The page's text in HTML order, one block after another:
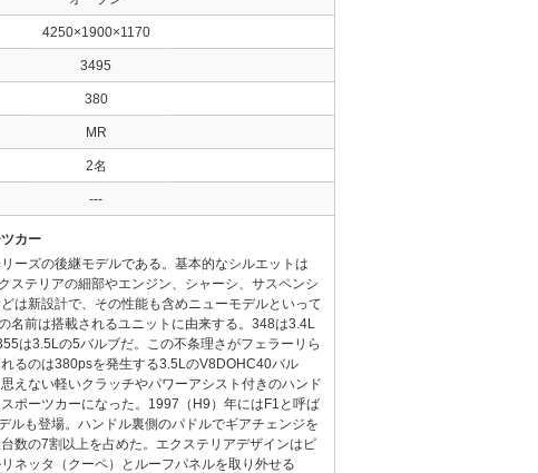
4250×1900×1170
3495
380
MR
2名
---
カー
ーズの後継モデルである。基本的なシルエットは
ステリアの細部やエンジン、シャーシ、サスペンシ
は新設計で、その性能も含めニューモデルといって
名前は搭載されるユニットに由来する。348は3.4L
は3.5Lの5バルブだ。この不条理さがフェラーリら
るのは380psを発生する3.5LのV8DOHC40バル
えない軽いクラッチやパワーアシスト付きのハンド
ポーツカーになった。1997（H9）年にはF1と呼ば
ルも登場。ハンドル裏側のパドルでギアチェンジを
数の7割以上を占めた。エクステリアデザインはピ
ネッタ（クーペ）とルーフパネルを取り外せる